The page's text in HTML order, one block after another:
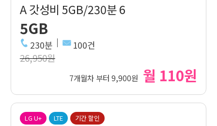
A 갓성비 5GB/230분 6
5GB
230분 100건
26,950원
7개월차 부터 9,900원 월 110원
LG U+ LTE 기간 할인